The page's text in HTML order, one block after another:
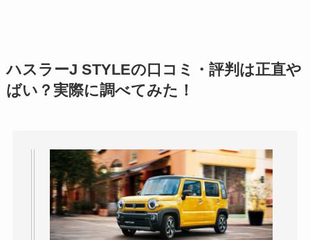
ハスラーJ STYLEの口コミ・評判は正直や
ばい？実際に調べてみた！